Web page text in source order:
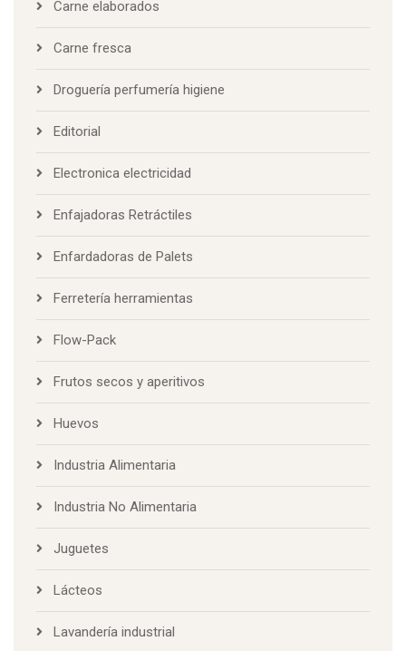
Carne elaborados
Carne fresca
Droguería perfumería higiene
Editorial
Electronica electricidad
Enfajadoras Retráctiles
Enfardadoras de Palets
Ferretería herramientas
Flow-Pack
Frutos secos y aperitivos
Huevos
Industria Alimentaria
Industria No Alimentaria
Juguetes
Lácteos
Lavandería industrial